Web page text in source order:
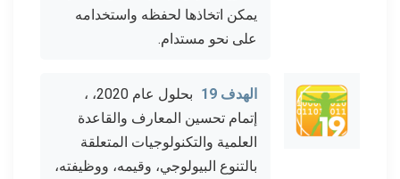
يمكن اتخاذها لحفظه واستخدامه
على نحو مستدام.
الهدف 19
بحلول عام 2020، ،
إتمام تحسين المعارف والقاعدة
العلمية والتكنولوجيات المتعلقة
بالتنوع البيولوجي، وقيمه، ووظيفته،